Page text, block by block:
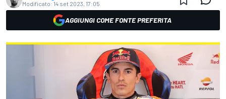
Modificato: 14 set 2023, 17:05
AGGIUNGI COME FONTE PREFERITA